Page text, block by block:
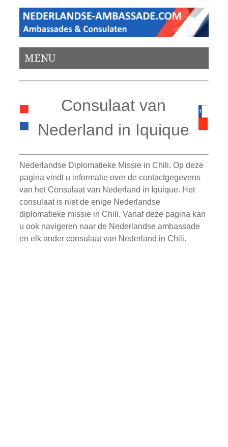
MENU
Consulaat van
Nederland in Iquique
Nederlandse Diplomatieke Missie in Chili. Op deze
pagina vindt u informatie over de contactgegevens
van het Consulaat van Nederland in Iquique. Het
consulaat is niet de enige Nederlandse
diplomatieke missie in Chili. Vanaf deze pagina kan
u ook navigeren naar de Nederlandse ambassade
en elk ander consulaat van Nederland in Chili.